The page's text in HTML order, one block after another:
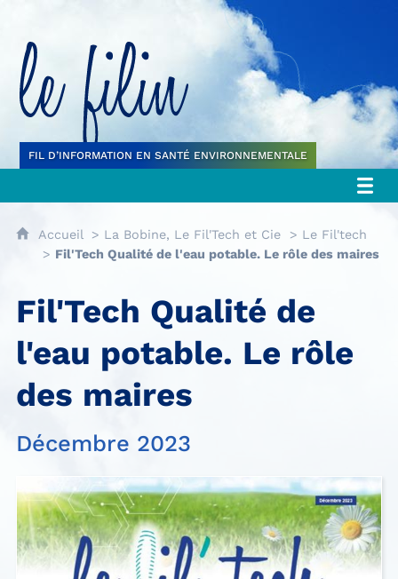
FIL D’INFORMATION EN SANTÉ ENVIRONNEMENTALE
Accueil La Bobine, Le Fil'Tech et Cie
Le Fil'tech
Fil'Tech Qualité de l'eau potable. Le rôle des maires
Fil'Tech Qualité de
l'eau potable. Le rôle
des maires
Décembre 2023